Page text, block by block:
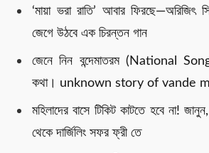
‘মায়া ভরা রাতি’ আবার
জেগে উঠবে এক চিরন্তন গান
জেনে নিন বন্দেমাতরম (National
কথা। unknown story of vande
মহিলাদের বাসে টিকিট কাটতে হবে না!
থেকে দার্জিলিং সফর ফ্রী তে